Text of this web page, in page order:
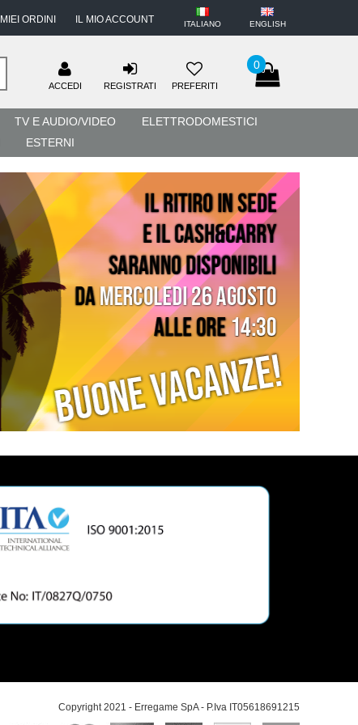
ITALIANO ENGLISH
IL MIO ACCOUNT
I MIEI ORDINI
0
PREFERITI
REGISTRATI
ACCEDI
TV E AUDIO/VIDEO
ELETTRODOMESTICI
ESTERNI
Copyright 2021 - Erregame SpA - P.Iva IT05618691215